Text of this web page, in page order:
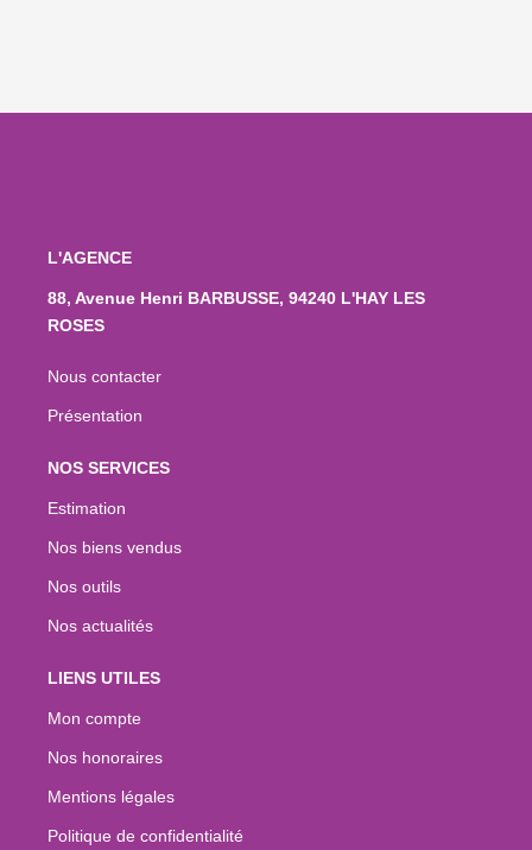
L'AGENCE
88, Avenue Henri BARBUSSE, 94240 L'HAY LES
ROSES
Nous contacter
Présentation
NOS SERVICES
Estimation
Nos biens vendus
Nos outils
Nos actualités
LIENS UTILES
Mon compte
Nos honoraires
Mentions légales
Politique de confidentialité